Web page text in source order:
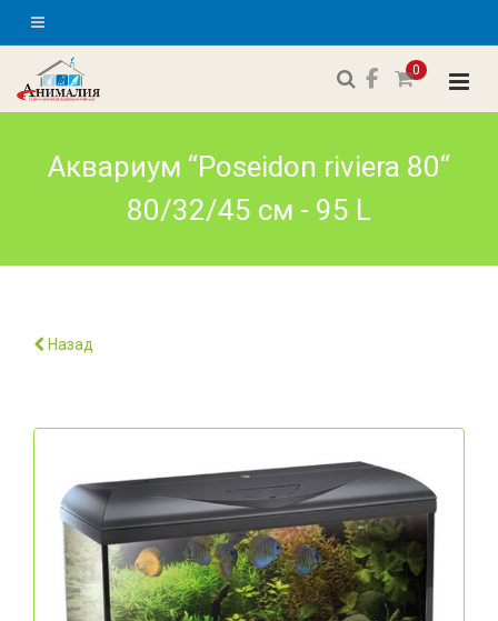
0
Аквариум “Poseidon riviera 80“
80/32/45 см - 95 L
Назад